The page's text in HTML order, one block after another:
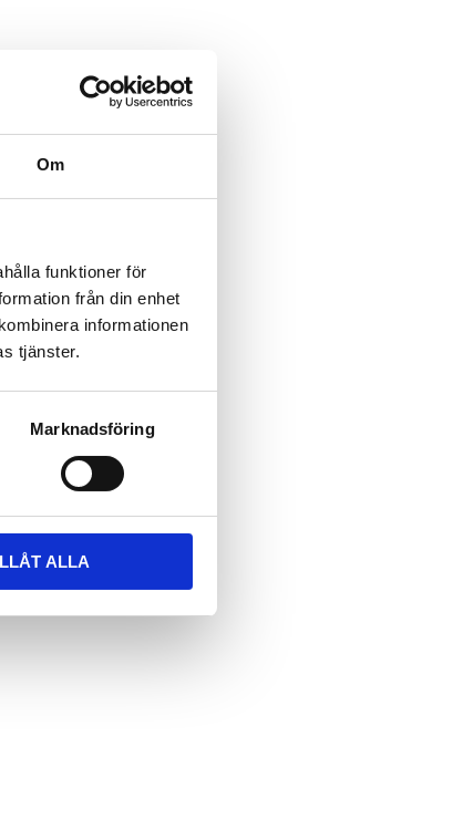
Om
funktioner för
från din enhet
informationen
tjänster.
Marknadsföring
ALLA